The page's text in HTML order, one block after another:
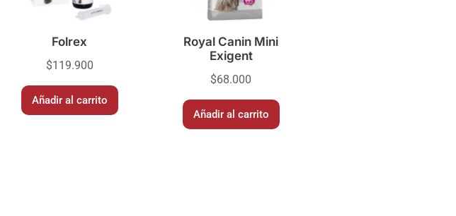
Folrex
$119.900
Añadir al carrito
Royal Canin Mini
Exigent
$68.000
Añadir al carrito